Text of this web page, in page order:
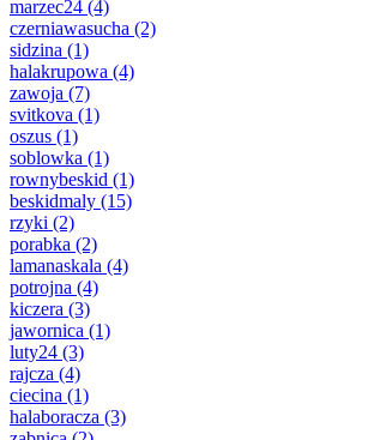
marzec24 (4)
czerniawasucha (2)
sidzina (1)
halakrupowa (4)
zawoja (7)
svitkova (1)
oszus (1)
soblowka (1)
rownybeskid (1)
beskidmaly (15)
rzyki (2)
porabka (2)
lamanaskala (4)
potrojna (4)
kiczera (3)
jawornica (1)
luty24 (3)
rajcza (4)
ciecina (1)
halaboracza (3)